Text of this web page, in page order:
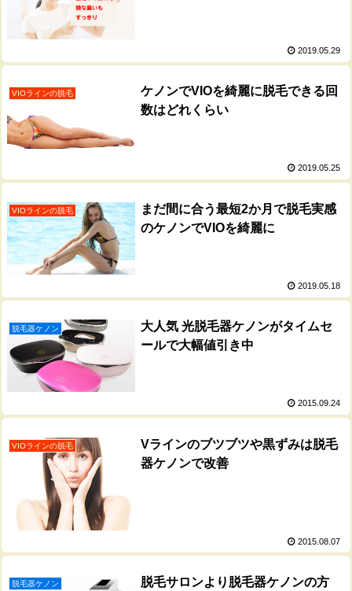
2019.05.29
VIOラインの脱毛
ケノンでVIOを綺麗に脱毛できる回
数はどれくらい
2019.05.25
VIOラインの脱毛
まだ間に合う最短2か月で脱毛実感
のケノンでVIOを綺麗に
2019.05.18
脱毛器ケノン
大人気 光脱毛器ケノンがタイムセ
ールで大幅値引き中
2015.09.24
VIOラインの脱毛
Vラインのブツブツや黒ずみは脱毛
器ケノンで改善
2015.08.07
脱毛器ケノン 脱毛サロンより脱毛器ケノンの方